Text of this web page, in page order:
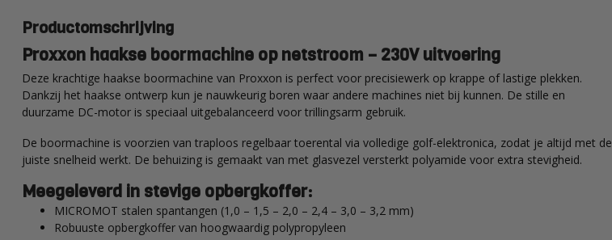
Productomschrijving
Proxxon haakse boormachine op netstroom – 230V uitvoering
Deze krachtige haakse boormachine van Proxxon is perfect voor precisiewerk op krappe of lastige plekken.
Dankzij het haakse ontwerp kun je nauwkeurig boren waar andere machines niet bij kunnen. De stille en
duurzame DC-motor is speciaal uitgebalanceerd voor trillingsarm gebruik.
De boormachine is voorzien van traploos regelbaar toerental via volledige golf-elektronica, zodat je altijd met de
juiste snelheid werkt. De behuizing is gemaakt van met glasvezel versterkt polyamide voor extra stevigheid.
Meegeleverd in stevige opbergkoffer:
MICROMOT stalen spantangen (1,0 – 1,5 – 2,0 – 2,4 – 3,0 – 3,2 mm)
Robuuste opbergkoffer van hoogwaardig polypropyleen